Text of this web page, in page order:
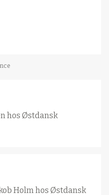
hos Østdansk
Holm hos Østdansk